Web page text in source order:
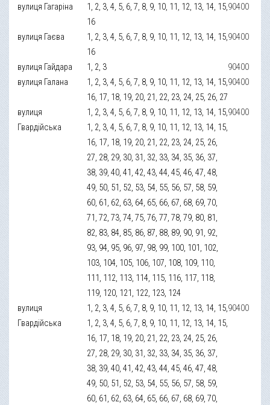
вулиця Гагаріна
1, 2, 3, 4, 5, 6, 7, 8, 9, 10, 11, 12, 13, 14, 15,
16
90400
вулиця Гаєва
1, 2, 3, 4, 5, 6, 7, 8, 9, 10, 11, 12, 13, 14, 15,
16
90400
вулиця Гайдара 1, 2, 3
90400
вулиця Галана
1, 2, 3, 4, 5, 6, 7, 8, 9, 10, 11, 12, 13, 14, 15,
16, 17, 18, 19, 20, 21, 22, 23, 24, 25, 26, 27
90400
вулиця
Гвардійська
1, 2, 3, 4, 5, 6, 7, 8, 9, 10, 11, 12, 13, 14, 15,
1, 2, 3, 4, 5, 6, 7, 8, 9, 10, 11, 12, 13, 14, 15,
16, 17, 18, 19, 20, 21, 22, 23, 24, 25, 26,
27, 28, 29, 30, 31, 32, 33, 34, 35, 36, 37,
38, 39, 40, 41, 42, 43, 44, 45, 46, 47, 48,
49, 50, 51, 52, 53, 54, 55, 56, 57, 58, 59,
60, 61, 62, 63, 64, 65, 66, 67, 68, 69, 70,
71, 72, 73, 74, 75, 76, 77, 78, 79, 80, 81,
82, 83, 84, 85, 86, 87, 88, 89, 90, 91, 92,
93, 94, 95, 96, 97, 98, 99, 100, 101, 102,
103, 104, 105, 106, 107, 108, 109, 110,
111, 112, 113, 114, 115, 116, 117, 118,
119, 120, 121, 122, 123, 124
90400
вулиця
Гвардійська
1, 2, 3, 4, 5, 6, 7, 8, 9, 10, 11, 12, 13, 14, 15,
1, 2, 3, 4, 5, 6, 7, 8, 9, 10, 11, 12, 13, 14, 15,
16, 17, 18, 19, 20, 21, 22, 23, 24, 25, 26,
27, 28, 29, 30, 31, 32, 33, 34, 35, 36, 37,
38, 39, 40, 41, 42, 43, 44, 45, 46, 47, 48,
49, 50, 51, 52, 53, 54, 55, 56, 57, 58, 59,
60, 61, 62, 63, 64, 65, 66, 67, 68, 69, 70,
90400